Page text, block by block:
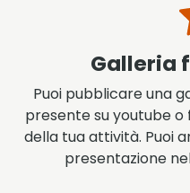
Galleria
Puoi pubblicare una
presente su youtube
della tua attività. Puoi
presentazione